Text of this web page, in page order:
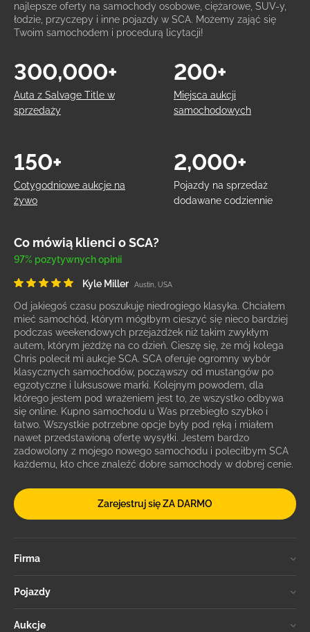
najlepsze oferty na samochody osobowe, ciężarowe, SUV-y,
łodzie, przyczepy i inne pojazdy w SCA. Możemy zająć się
Twoim samochodem i procedurą licytacji!
Auta z Salvage Title w
sprzedaży
300,000+
Miejsca aukcji
samochodowych
200+
Cotygodniowe aukcje na
żywo
150+
Pojazdy na sprzedaż
dodawane codziennie
2,000+
Co mówią klienci o SCA?
97% pozytywnych opinii
Kyle Miller Austin, USA
Od jakiegoś czasu poszukuję niedrogiego klasyka. Chciałem
mieć samochód, którym mógłbym cieszyć się nieco bardziej
podczas weekendowych przejażdżek niż takim zwykłym
autem, którym jeżdżę na co dzień. Cieszę się, że mój kolega
Chris polecił mi aukcje SCA. SCA oferuje ogromny wybór
klasycznych samochodów, począwszy od mustangów po
egzotyczne i luksusowe marki. Kolejnym powodem, dla
którego jestem pod wrażeniem jest to, że wszystko odbywa
się online. Kupno samochodu u Was przebiegło szybko i
łatwo. Wszystkie potrzebne opcje były pod ręką i miałem
nawet przedstawioną ofertę wysyłki. Jestem bardzo
zadowolony z mojego nowego samochodu i poleciłbym SCA
każdemu, kto chce znaleźć dobre samochody w dobrej cenie.
Zarejestruj się ZA DARMO
Firma
Pojazdy
Aukcje